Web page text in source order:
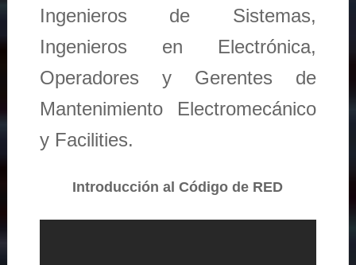
Ingenieros de Sistemas,
Ingenieros en Electrónica,
Operadores y Gerentes de
Mantenimiento Electromecánico
y Facilities.
Introducción al Código de RED